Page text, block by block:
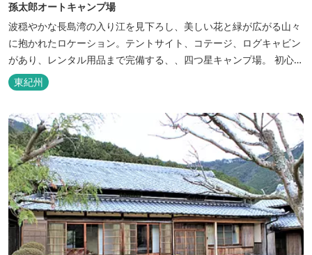
孫太郎オートキャンプ場
波穏やかな長島湾の入り江を見下ろし、美しい花と緑が広がる山々
に抱かれたロケーション。テントサイト、コテージ、ログキャビン
があり、レンタル用品まで完備する、、四つ星キャンプ場。 初心者
の方にも安心の施設と管理体制を整えています。目の前に広がる海
で、釣り、磯遊び、シーカヤックなど、様々な遊びが楽しめます。
東紀州